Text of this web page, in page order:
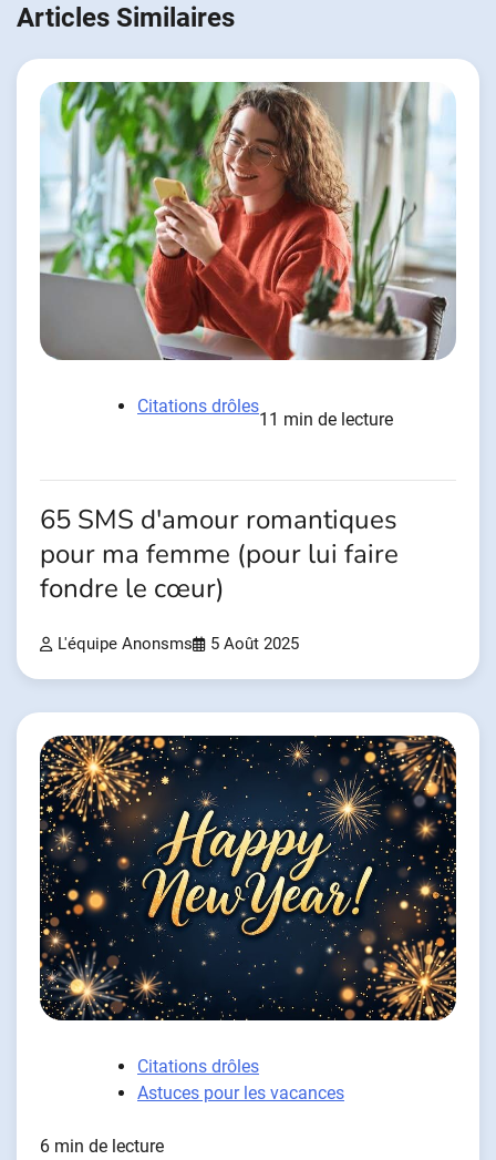
Articles Similaires
Citations drôles
11 min de lecture
65 SMS d'amour romantiques
pour ma femme (pour lui faire
fondre le cœur)
L'équipe Anonsms 5 Août 2025
Citations drôles
Astuces pour les vacances
6 min de lecture